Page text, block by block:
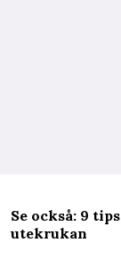
Se också: 9
utekrukan